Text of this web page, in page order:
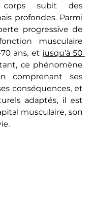
subit des
profondes. Parmi
progressive de
musculaire
ans, et jusqu’à 50
ce phénomène
comprenant ses
conséquences, et
adaptés, il est
musculaire, son